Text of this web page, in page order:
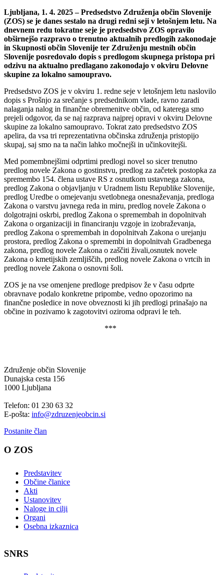
Ljubljana, 1. 4. 2025 –Predsedstvo Združenja občin Slovenije
(ZOS) se je danes sestalo na drugi redni seji v letošnjem letu. Na
dnevnem redu tokratne seje je predsedstvo ZOS opravilo
obširnejšo razpravo o trenutno aktualnih predlogih zakonodaje
in Skupnosti občin Slovenije ter Združenju mestnih občin
Slovenije posredovalo dopis s predlogom skupnega pristopa pri
odzivu na aktualno predlagano zakonodajo v okviru Delovne
skupine za lokalno samoupravo.
Predsedstvo ZOS je v okviru 1. redne seje v letošnjem letu naslovilo
dopis s Prošnjo za srečanje s predsednikom vlade, ravno zaradi
nalaganja nalog in finančne obremenitve občin, od katerega smo
prejeli odgovor, da se naj razprava najprej opravi v okviru Delovne
skupine za lokalno samoupravo. Tokrat zato predsedstvo ZOS
apelira, da vsa tri reprezentativna občinska združenja pristopijo
skupaj, saj smo na ta način lahko močnejši in učinkovitejši.
Med pomembnejšimi odprtimi predlogi novel so sicer trenutno
predlog novele Zakona o gostinstvu, predlog za začetek postopka za
spremembo 154. člena ustave RS z osnutkom ustavnega zakona,
predlog Zakona o objavljanju v Uradnem listu Republike Slovenije,
predlog Uredbe o omejevanju svetlobnega onesnaževanja, predloga
Zakona o varstvu javnega reda in miru, predlog novele Zakona o
dolgotrajni oskrbi, predlog Zakona o spremembah in dopolnitvah
Zakona o organizaciji in financiranju vzgoje in izobraževanja,
predlog Zakona o spremembah in dopolnitvah Zakona o urejanju
prostora, predlog Zakona o spremembi in dopolnitvah Gradbenega
zakona, predlog novele Zakona o zaščiti živali,osnutek novele
Zakona o kmetijskih zemljiščih, predlog novele Zakona o vrtcih in
predlog novele Zakona o osnovni šoli.
ZOS je na vse omenjene predloge predpisov že v času odprte
obravnave podalo konkretne pripombe, vedno opozorimo na
finančne posledice in nove obveznosti ki jih predlogi prinašajo na
občine in pozivamo k zagotovitvi oziroma odpravi le teh.
***
Združenje občin Slovenije
Dunajska cesta 156
1000 Ljubljana
Telefon: 01 230 63 32
E-pošta: info@zdruzenjeobcin.si
Postanite član
O ZOS
Predstavitev
Občine članice
Akti
Ustanovitev
Naloge in cilji
Organi
Osebna izkaznica
SNRS